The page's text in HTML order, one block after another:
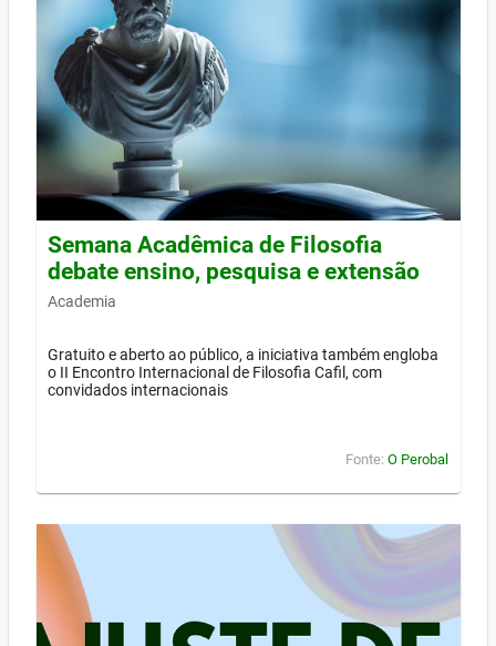
Semana Acadêmica de Filosofia
debate ensino, pesquisa e extensão
Academia
Gratuito e aberto ao público, a iniciativa também engloba
o II Encontro Internacional de Filosofia Cafil, com
convidados internacionais
Fonte: O Perobal